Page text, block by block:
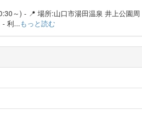
～) - 📍 場所:山口市湯田温泉 井上公園周
- 利...もっと読む